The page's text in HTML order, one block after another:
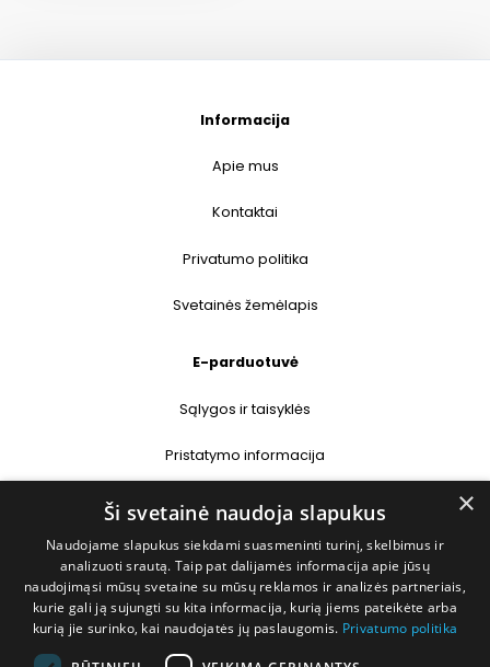
Informacija
Apie mus
Kontaktai
Privatumo politika
Svetainės žemėlapis
E-parduotuvė
Sąlygos ir taisyklės
Pristatymo informacija
Prekių grąžinimas
Kontaktai
+370 677 31358
×
Ši svetainė naudoja slapukus
Naudojame slapukus siekdami suasmeninti turinį, skelbimus ir
analizuoti srautą. Taip pat dalijamės informacija apie jūsų
naudojimąsi mūsų svetaine su mūsų reklamos ir analizės partneriais,
kurie gali ją sujungti su kita informacija, kurią jiems pateikėte arba
kurią jie surinko, kai naudojatės jų paslaugomis. Privatumo politika